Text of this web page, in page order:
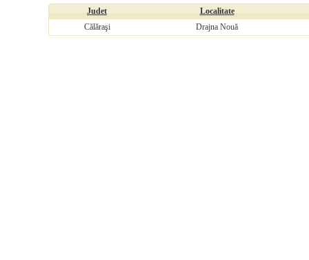
Judet
Localitate
Călăraşi
Drajna Nouă